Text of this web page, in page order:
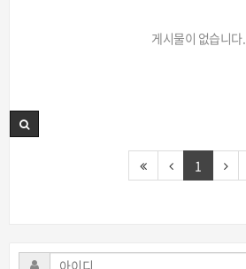
게시물이 없습니다.
1